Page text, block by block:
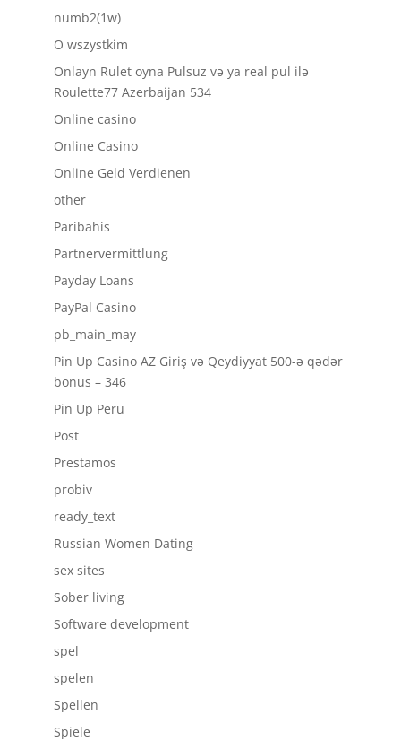
numb2(1w)
O wszystkim
Onlayn Rulet oyna Pulsuz və ya real pul ilə
Roulette77 Azerbaijan 534
Online casino
Online Casino
Online Geld Verdienen
other
Paribahis
Partnervermittlung
Payday Loans
PayPal Casino
pb_main_may
Pin Up Casino AZ Giriş və Qeydiyyat 500-ə qədər
bonus – 346
Pin Up Peru
Post
Prestamos
probiv
ready_text
Russian Women Dating
sex sites
Sober living
Software development
spel
spelen
Spellen
Spiele